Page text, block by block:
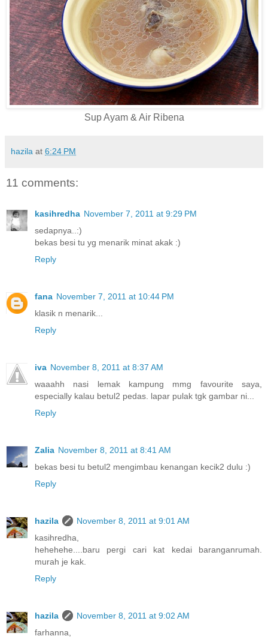
Sup Ayam & Air Ribena
hazila at 6:24 PM
11 comments:
kasihredha November 7, 2011 at 9:29 PM
sedapnya..:)
bekas besi tu yg menarik minat akak :)
Reply
fana November 7, 2011 at 10:44 PM
klasik n menarik...
Reply
iva November 8, 2011 at 8:37 AM
waaahh nasi lemak kampung mmg favourite saya,
especially kalau betul2 pedas. lapar pulak tgk gambar ni...
Reply
Zalia November 8, 2011 at 8:41 AM
bekas besi tu betul2 mengimbau kenangan kecik2 dulu :)
Reply
hazila
November 8, 2011 at 9:01 AM
kasihredha,
hehehehe....baru pergi cari kat kedai baranganrumah.
murah je kak.
Reply
hazila
November 8, 2011 at 9:02 AM
farhanna,